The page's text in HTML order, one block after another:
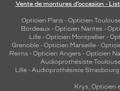
Vente de montures d’occasion -
Opticien Paris - Opticien
Bordeaux- Opticien Nantes -
Lille - Opticien Montpellier -
Grenoble - Opticien Marseille -
Reims - Opticien Angers - Opticien
Audioprothésiste
Lille- Audioprothésiste Strasbourg
Krys, Opticien